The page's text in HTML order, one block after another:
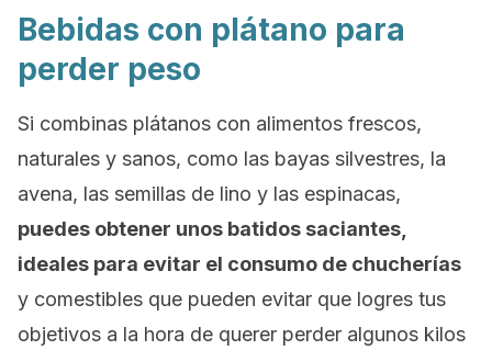
Bebidas con plátano para
perder peso
Si combinas plátanos con alimentos frescos,
naturales y sanos, como las bayas silvestres, la
avena, las semillas de lino y las espinacas,
puedes obtener unos batidos saciantes,
ideales para evitar el consumo de chucherías
y comestibles que pueden evitar que logres tus
objetivos a la hora de querer perder algunos kilos